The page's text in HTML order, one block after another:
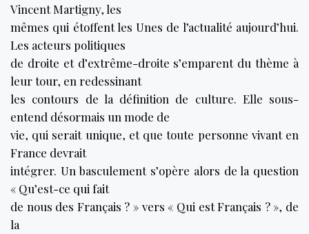
Vincent Martigny, les
mêmes qui étoffent les Unes de l’actualité aujourd’hui.
Les acteurs politiques
de droite et d’extrême-droite s’emparent du thème à
leur tour, en redessinant
les contours de la définition de culture. Elle sous-
entend désormais un mode de
vie, qui serait unique, et que toute personne vivant en
France devrait
intégrer. Un basculement s’opère alors de la question
« Qu’est-ce qui fait
de nous des Français ? » vers « Qui est Français ? », de
la